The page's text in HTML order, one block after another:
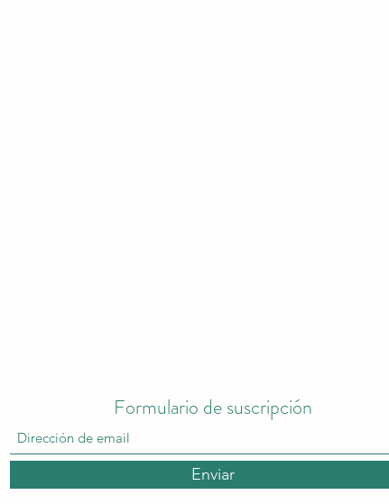
Formulario de suscripción
Enviar